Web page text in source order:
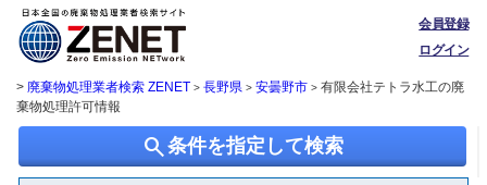
会員登録
ログイン
> 廃棄物処理業者検索 ZENET > 長野県 > 安曇野市> 有限会社テトラ水工の廃
棄物処理許可情報
search条件を指定して検索